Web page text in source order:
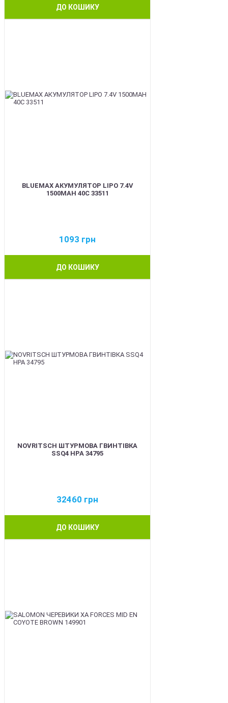
ДО КОШИКУ
BLUEMAX АКУМУЛЯТОР LIPO 7.4V
1500MAH 40C 33511
1093 грн
ДО КОШИКУ
NOVRITSCH ШТУРМОВА ГВИНТІВКА
SSQ4 HPA 34795
32460 грн
ДО КОШИКУ